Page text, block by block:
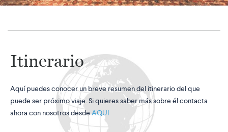
Itinerario
Aquí puedes conocer un breve resumen del itinerario del que
puede ser próximo viaje. Si quieres saber más sobre él contacta
ahora con nosotros desdeAQUI